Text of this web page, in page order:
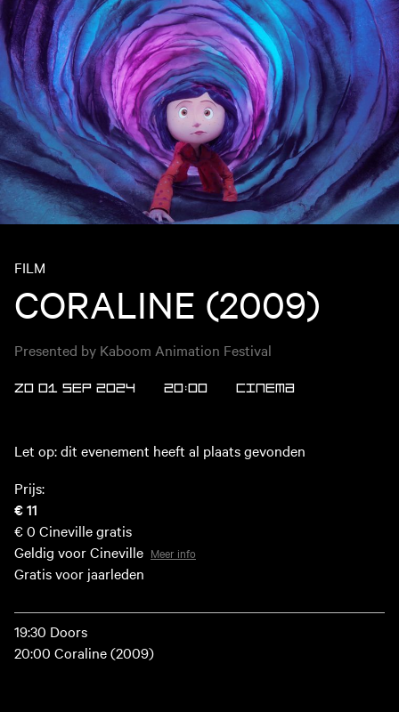
FILM
CORALINE (2009)
Presented by Kaboom Animation Festival
ZO 01 SEP 2024 20:00 Cinema
Let op: dit evenement heeft al plaats gevonden
Prijs:
€ 11
€ 0 Cineville gratis
Geldig voor Cineville Meer info
Gratis voor jaarleden
19:30 Doors
20:00 Coraline (2009)